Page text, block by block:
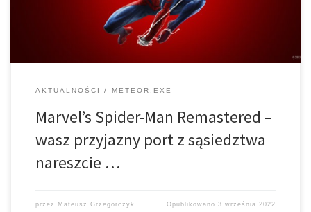
AKTUALNOŚCI METEOR.EXE
Marvel’s Spider-Man Remastered –
wasz przyjazny port z sąsiedztwa
nareszcie …
przez Mateusz Grzegorczyk Opublikowano3 września 2022